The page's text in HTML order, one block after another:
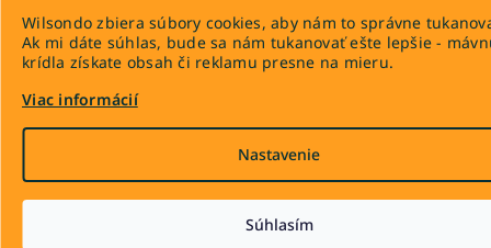
Wilsondo zbiera súbory cookies, aby nám to správne
Ak mi dáte súhlas, bude sa nám tukanovať ešte lepšie -
krídla získate obsah či reklamu presne na mieru.
Viac informácií
Nastavenie
Súhlasím